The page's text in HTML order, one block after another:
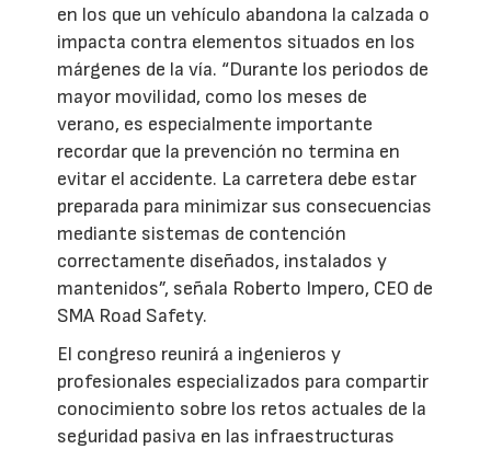
en los que un vehículo abandona la calzada o
impacta contra elementos situados en los
márgenes de la vía. “Durante los periodos de
mayor movilidad, como los meses de
verano, es especialmente importante
recordar que la prevención no termina en
evitar el accidente. La carretera debe estar
preparada para minimizar sus consecuencias
mediante sistemas de contención
correctamente diseñados, instalados y
mantenidos”, señala Roberto Impero, CEO de
SMA Road Safety.
El congreso reunirá a ingenieros y
profesionales especializados para compartir
conocimiento sobre los retos actuales de la
seguridad pasiva en las infraestructuras